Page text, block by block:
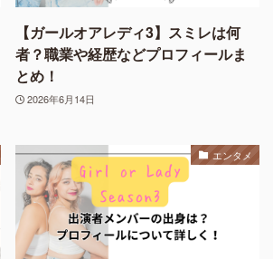
【ガールオアレディ3】スミレは何
者？職業や経歴などプロフィールま
とめ！
2026年6月14日
エンタメ